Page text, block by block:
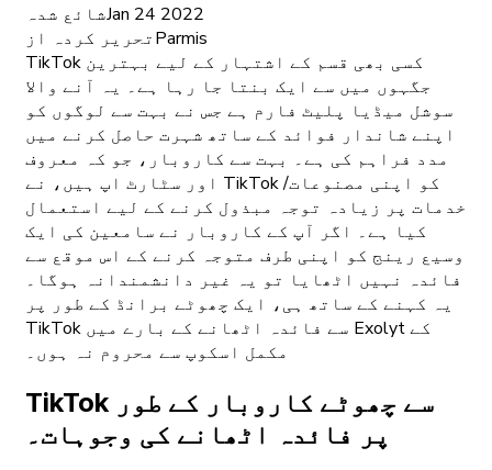
شائع شدہJan 24 2022
تحریر کردہ ازParmis
TikTok کسی بھی قسم کے اشتہار کے لیے بہترین
جگہوں میں سے ایک بنتا جا رہا ہے۔ یہ آنے والا
سوشل میڈیا پلیٹ فارم ہے جس نے بہت سے لوگوں کو
اپنے شاندار فوائد کے ساتھ شہرت حاصل کرنے میں
مدد فراہم کی ہے۔ بہت سے کاروبار، جو کہ معروف
اور سٹارٹ اپ ہیں، نے TikTok کو اپنی مصنوعات/
خدمات پر زیادہ توجہ مبذول کرنے کے لیے استعمال
کیا ہے۔ اگر آپ کے کاروبار نے سامعین کی ایک
وسیع رینج کو اپنی طرف متوجہ کرنے کے اس موقع سے
فائدہ نہیں اٹھایا تو یہ غیر دانشمندانہ ہوگا۔
یہ کہنے کے ساتھ ہی، ایک چھوٹے برانڈ کے طور پر
TikTok سے فائدہ اٹھانے کے بارے میں Exolyt کے
مکمل اسکوپ سے محروم نہ ہوں۔
TikTok سے چھوٹے کاروبار کے طور
پر فائدہ اٹھانے کی وجوہات۔